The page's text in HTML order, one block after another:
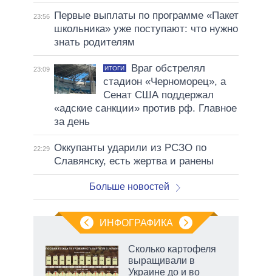
23:56
Первые выплаты по программе «Пакет
школьника» уже поступают: что нужно
знать родителям
23:09 ИТОГИ
Враг обстрелял
стадион «Черноморец», а
Сенат США поддержал
«адские санкции» против рф. Главное
за день
22:29 Оккупанты ударили из РСЗО по
Славянску, есть жертва и ранены
Больше новостей
ИНФОГРАФИКА
Сколько картофеля
выращивали в
Украине до и во